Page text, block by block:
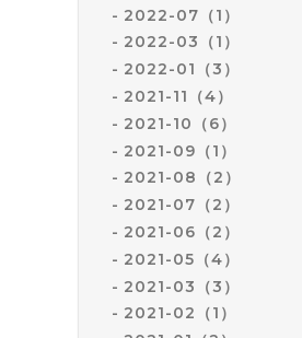
2022-07（1）
2022-03（1）
2022-01（3）
2021-11（4）
2021-10（6）
2021-09（1）
2021-08（2）
2021-07（2）
2021-06（2）
2021-05（4）
2021-03（3）
2021-02（1）